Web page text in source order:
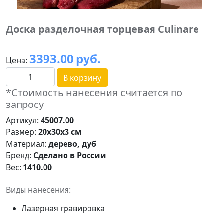
Доска разделочная торцевая Culinare
Цена: 3393.00 руб.
В корзину
*Стоимость нанесения считается по
запросу
Артикул: 45007.00
Размер: 20x30x3 см
Материал: дерево, дуб
Бренд: Сделано в России
Вес: 1410.00
Виды нанесения:
Лазерная гравировка